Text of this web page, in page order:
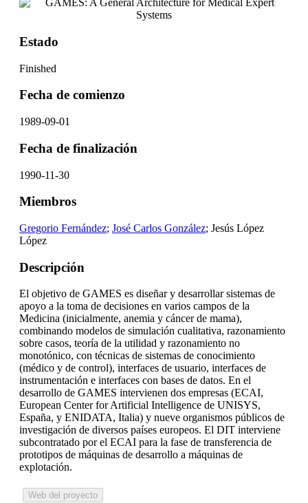
Estado
Finished
Fecha de comienzo
1989-09-01
Fecha de finalización
1990-11-30
Miembros
Gregorio Fernández; José Carlos González; Jesús López
López
Descripción
El objetivo de GAMES es diseñar y desarrollar sistemas de
apoyo a la toma de decisiones en varios campos de la
Medicina (inicialmente, anemia y cáncer de mama),
combinando modelos de simulación cualitativa, razonamiento
sobre casos, teoría de la utilidad y razonamiento no
monotónico, con técnicas de sistemas de conocimiento
(médico y de control), interfaces de usuario, interfaces de
instrumentación e interfaces con bases de datos. En el
desarrollo de GAMES intervienen dos empresas (ECAI,
European Center for Artificial Intelligence de UNISYS,
España, y ENIDATA, Italia) y nueve organismos públicos de
investigación de diversos países europeos. El DIT interviene
subcontratado por el ECAI para la fase de transferencia de
prototipos de máquinas de desarrollo a máquinas de
explotación.
Web del proyecto